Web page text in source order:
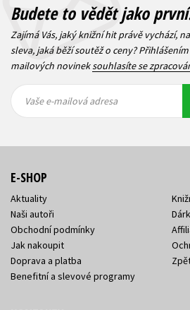
Budete to vědět jako
Zajímá Vás, jaký knižní hit právě vychází,
sleva, jaká běží soutěž o ceny?
mailových novineksouhlasíte se
mailová
mailová
Vaše e-mailová adresa
E-SHOP
Aktuality
Naši autoři
Obchodní podmínky
Jak nakoupit
Doprava a platba
Benefitní a slevové programy